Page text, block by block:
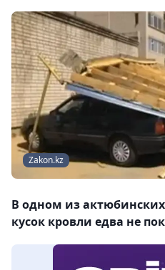
Zakon.kz
В одном из
кусок кровли едва не